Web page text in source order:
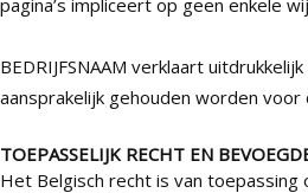
pagina’s impliceert op geen enkele
BEDRIJFSNAAM verklaart
aansprakelijk gehouden worden
TOEPASSELIJK RECHT EN
Het Belgisch recht is van toepassing